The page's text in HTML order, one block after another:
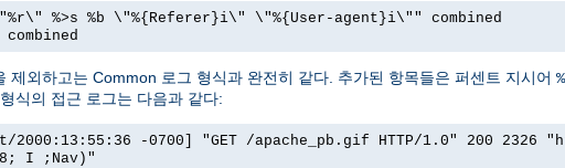
\"%r\" %>s %b \"%{Referer}i\" \"%{User-agent}i\"" combined
제외하고는 Common 로그 형식과 완전히 같다. 추가된 항목들은 퍼센트 지시어
식의 접근 로그는 다음과 같다:
-0700] "GET /apache_pb.gif HTTP/1.0" 200 2326
I ;Nav)"